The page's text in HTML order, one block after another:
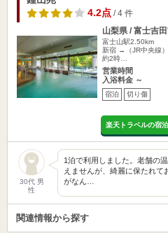
4.2点/ 4 件
山梨県 / 富士吉
富士山駅2.50km
新宿 →（JR中央線
約2時…
営業時間
入浴料金 ～
宿泊 切り傷
楽天トラベルの宿
30代 男
性
1泊で利用しました。老舗の
えませんが、綺麗に保たれて
がなん…
関連情報から探す